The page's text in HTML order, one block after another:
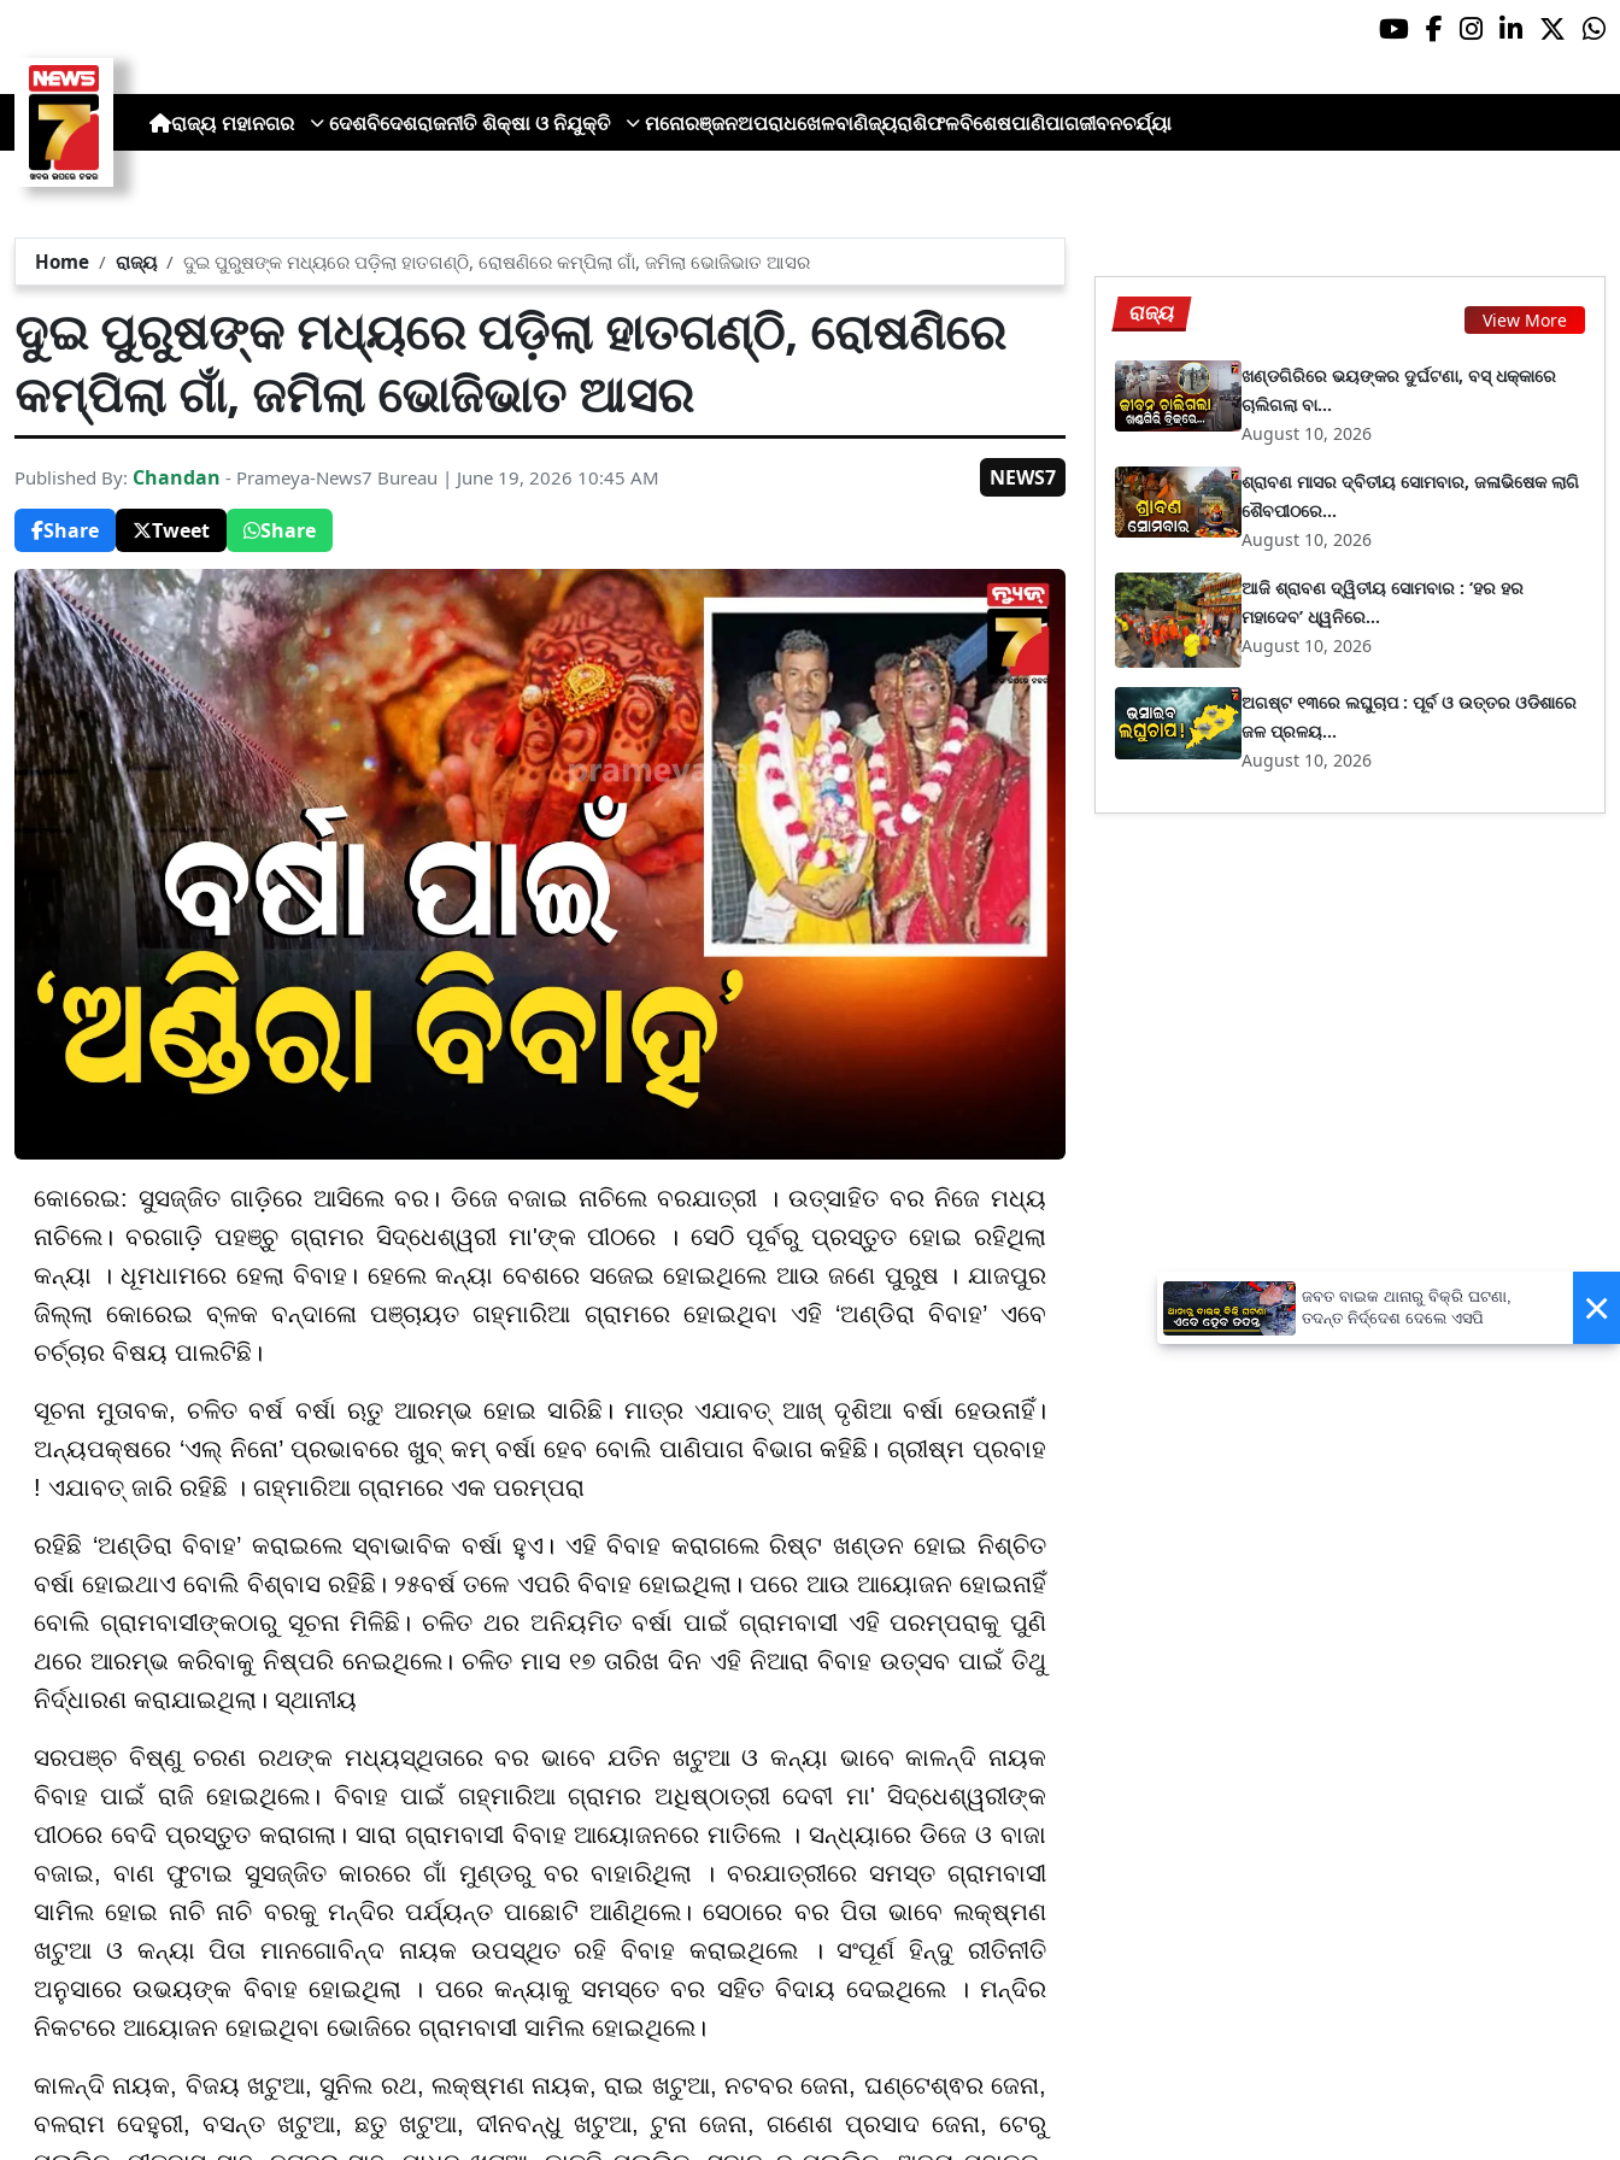
ରାଜ୍ୟ ମହାନଗର ଦେଶବିଦେଶରାଜନୀତି ଶିକ୍ଷା ଓ ନିଯୁକ୍ତି ମନୋରଞ୍ଜନଅପରାଧଖେଳବାଣିଜ୍ୟରାଶିଫଳବିଶେଷପାଣିପାଗଜୀବନଚର୍ଯ୍ୟା
Home ରାଜ୍ୟ ଦୁଇ ପୁରୁଷଙ୍କ ମଧ୍ୟରେ ପଡ଼ିଲା ହାତଗଣ୍ଠି, ରୋଷଣିରେ କମ୍ପିଲା ଗାଁ, ଜମିଲା ଭୋଜିଭାତ ଆସର
ଦୁଇ ପୁରୁଷଙ୍କ ମଧ୍ୟରେ ପଡ଼ିଲା ହାତଗଣ୍ଠି, ରୋଷଣିରେ
କମ୍ପିଲା ଗାଁ, ଜମିଲା ଭୋଜିଭାତ ଆସର
Published By: Chandan - Prameya-News7 Bureau | June 19, 2026 10:45 AM
NEWS7
Share
Tweet Share
କୋରେଇ: ସୁସଜ୍ଜିତ ଗାଡ଼ିରେ ଆସିଲେ ବର। ଡିଜେ ବଜାଇ ନାଚିଲେ ବରଯାତ୍ରୀ । ଉତ୍ସାହିତ ବର ନିଜେ ମଧ୍ୟ
ନାଚିଲେ। ବରଗାଡ଼ି ପହଞ୍ଚୁ ଗ୍ରାମର ସିଦ୍ଧେଶ୍ୱରୀ ମା'ଙ୍କ ପୀଠରେ । ସେଠି ପୂର୍ବରୁ ପ୍ରସ୍ତୁତ ହୋଇ ରହିଥିଲା
କନ୍ୟା । ଧୂମଧାମରେ ହେଲା ବିବାହ। ହେଲେ କନ୍ୟା ବେଶରେ ସଜେଇ ହୋଇଥିଲେ ଆଉ ଜଣେ ପୁରୁଷ । ଯାଜପୁର
ଜିଲ୍ଲା କୋରେଇ ବ୍ଳକ ବନ୍ଦାଳୋ ପଞ୍ଚାୟତ ଗହ୍ମାରିଆ ଗ୍ରାମରେ ହୋଇଥିବା ଏହି ‘ଅଣ୍ଡିରା ବିବାହ’ ଏବେ
ଚର୍ଚ୍ଚାର ବିଷୟ ପାଲଟିଛି।
ସୂଚନା ମୁତାବକ, ଚଳିତ ବର୍ଷ ବର୍ଷା ଋତୁ ଆରମ୍ଭ ହୋଇ ସାରିଛି। ମାତ୍ର ଏଯାବତ୍ ଆଖ୍ ଦୃଶିଆ ବର୍ଷା ହେଉନାହିଁ।
ଅନ୍ୟପକ୍ଷରେ ‘ଏଲ୍ ନିନୋ’ ପ୍ରଭାବରେ ଖୁବ୍ କମ୍ ବର୍ଷା ହେବ ବୋଲି ପାଣିପାଗ ବିଭାଗ କହିଛି। ଗ୍ରୀଷ୍ମ ପ୍ରବାହ
! ଏଯାବତ୍ ଜାରି ରହିଛି । ଗହ୍ମାରିଆ ଗ୍ରାମରେ ଏକ ପରମ୍ପରା
ରହିଛି ‘ଅଣ୍ଡିରା ବିବାହ’ କରାଇଲେ ସ୍ବାଭାବିକ ବର୍ଷା ହୁଏ। ଏହି ବିବାହ କରାଗଲେ ରିଷ୍ଟ ଖଣ୍ଡନ ହୋଇ ନିଶ୍ଚିତ
ବର୍ଷା ହୋଇଥାଏ ବୋଲି ବିଶ୍ବାସ ରହିଛି। ୨୫ବର୍ଷ ତଳେ ଏପରି ବିବାହ ହୋଇଥିଲା। ପରେ ଆଉ ଆୟୋଜନ ହୋଇନାହିଁ
ବୋଲି ଗ୍ରାମବାସୀଙ୍କଠାରୁ ସୂଚନା ମିଳିଛି। ଚଳିତ ଥର ଅନିୟମିତ ବର୍ଷା ପାଇଁ ଗ୍ରାମବାସୀ ଏହି ପରମ୍ପରାକୁ ପୁଣି
ଥରେ ଆରମ୍ଭ କରିବାକୁ ନିଷ୍ପରି ନେଇଥିଲେ। ଚଳିତ ମାସ ୧୭ ତାରିଖ ଦିନ ଏହି ନିଆରା ବିବାହ ଉତ୍ସବ ପାଇଁ ତିଥୁ
ନିର୍ଦ୍ଧାରଣ କରାଯାଇଥିଲା। ସ୍ଥାନୀୟ
ସରପଞ୍ଚ ବିଷ୍ଣୁ ଚରଣ ରଥଙ୍କ ମଧ୍ୟସ୍ଥିତାରେ ବର ଭାବେ ଯତିନ ଖଟୁଆ ଓ କନ୍ୟା ଭାବେ କାଳନ୍ଦି ନାୟକ
ବିବାହ ପାଇଁ ରାଜି ହୋଇଥିଲେ। ବିବାହ ପାଇଁ ଗହ୍ମାରିଆ ଗ୍ରାମର ଅଧିଷ୍ଠାତ୍ରୀ ଦେବୀ ମା' ସିଦ୍ଧେଶ୍ୱରୀଙ୍କ
ପୀଠରେ ବେଦି ପ୍ରସ୍ତୁତ କରାଗଲା। ସାରା ଗ୍ରାମବାସୀ ବିବାହ ଆୟୋଜନରେ ମାତିଲେ । ସନ୍ଧ୍ୟାରେ ଡିଜେ ଓ ବାଜା
ବଜାଇ, ବାଣ ଫୁଟାଇ ସୁସଜ୍ଜିତ କାରରେ ଗାଁ ମୁଣ୍ଡରୁ ବର ବାହାରିଥିଲା । ବରଯାତ୍ରୀରେ ସମସ୍ତ ଗ୍ରାମବାସୀ
ସାମିଲ ହୋଇ ନାଚି ନାଚି ବରକୁ ମନ୍ଦିର ପର୍ଯ୍ୟନ୍ତ ପାଛୋଟି ଆଣିଥିଲେ। ସେଠାରେ ବର ପିତା ଭାବେ ଲକ୍ଷ୍ମଣ
ଖଟୁଆ ଓ କନ୍ୟା ପିତା ମାନଗୋବିନ୍ଦ ନାୟକ ଉପସ୍ଥିତ ରହି ବିବାହ କରାଇଥିଲେ । ସଂପୂର୍ଣ ହିନ୍ଦୁ ରୀତିନୀତି
ଅନୁସାରେ ଉଭୟଙ୍କ ବିବାହ ହୋଇଥିଲା । ପରେ କନ୍ୟାକୁ ସମସ୍ତେ ବର ସହିତ ବିଦାୟ ଦେଇଥିଲେ । ମନ୍ଦିର
ନିକଟରେ ଆୟୋଜନ ହୋଇଥିବା ଭୋଜିରେ ଗ୍ରାମବାସୀ ସାମିଲ ହୋଇଥିଲେ।
କାଳନ୍ଦି ନାୟକ, ବିଜୟ ଖଟୁଆ, ସୁନିଲ ରଥ, ଲକ୍ଷ୍ମଣ ନାୟକ, ରାଇ ଖଟୁଆ, ନଟବର ଜେନା, ଘଣ୍ଟେଶ୍ଵର ଜେନା,
ବଳରାମ ଦେହୁରୀ, ବସନ୍ତ ଖଟୁଆ, ଛତୁ ଖଟୁଆ, ଦୀନବନ୍ଧୁ ଖଟୁଆ, ଟୁନା ଜେନା, ଗଣେଶ ପ୍ରସାଦ ଜେନା, ଟେରୁ
ରାଜ୍ୟ View More
ଖଣ୍ଡଗିରିରେ ଭୟଙ୍କର ଦୁର୍ଘଟଣା, ବସ୍ ଧକ୍କାରେ
ଚାଲିଗଲା ବା...
August 10, 2026
ଶ୍ରାବଣ ମାସର ଦ୍ବିତୀୟ ସୋମବାର, ଜଳାଭିଷେକ ଲାଗି
ଶୈବପୀଠରେ...
August 10, 2026
ଆଜି ଶ୍ରାବଣ ଦ୍ୱିତୀୟ ସୋମବାର : ‘ହର ହର
ମହାଦେବ’ ଧ୍ୱନିରେ...
August 10, 2026
ଅଗଷ୍ଟ ୧୩ରେ ଲଘୁଚାପ : ପୂର୍ବ ଓ ଉତ୍ତର ଓଡିଶାରେ
ଜଳ ପ୍ରଳୟ...
August 10, 2026
×
ଜବତ ବାଇକ ଥାନାରୁ ବିକ୍ରି ଘଟଣା,
ତଦନ୍ତ ନିର୍ଦ୍ଦେଶ ଦେଲେ ଏସପି